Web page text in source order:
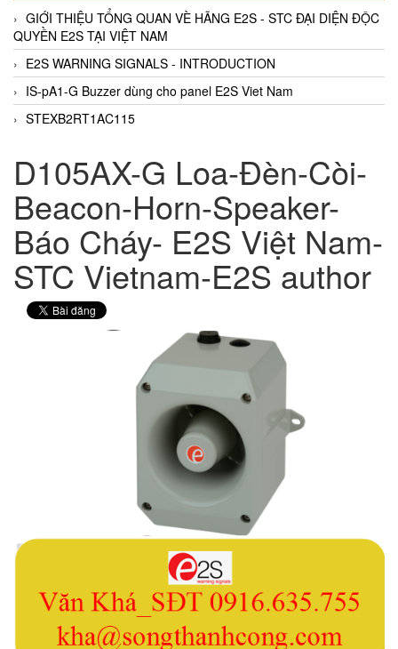
GIỚI THIỆU TỔNG QUAN VÈ HÃNG E2S - STC ĐẠI DIỆN ĐỘC
QUYỀN E2S TẠI VIỆT NAM
E2S WARNING SIGNALS - INTRODUCTION
IS-pA1-G Buzzer dùng cho panel E2S Viet Nam
STEXB2RT1AC115
D105AX-G Loa-Đèn-Còi-
Beacon-Horn-Speaker-
Báo Cháy- E2S Việt Nam-
STC Vietnam-E2S author